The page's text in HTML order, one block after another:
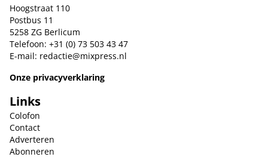
Hoogstraat 110
Postbus 11
5258 ZG Berlicum
Telefoon: +31 (0) 73 503 43 47
E-mail: redactie@mixpress.nl
Onze privacyverklaring
Links
Colofon
Contact
Adverteren
Abonneren